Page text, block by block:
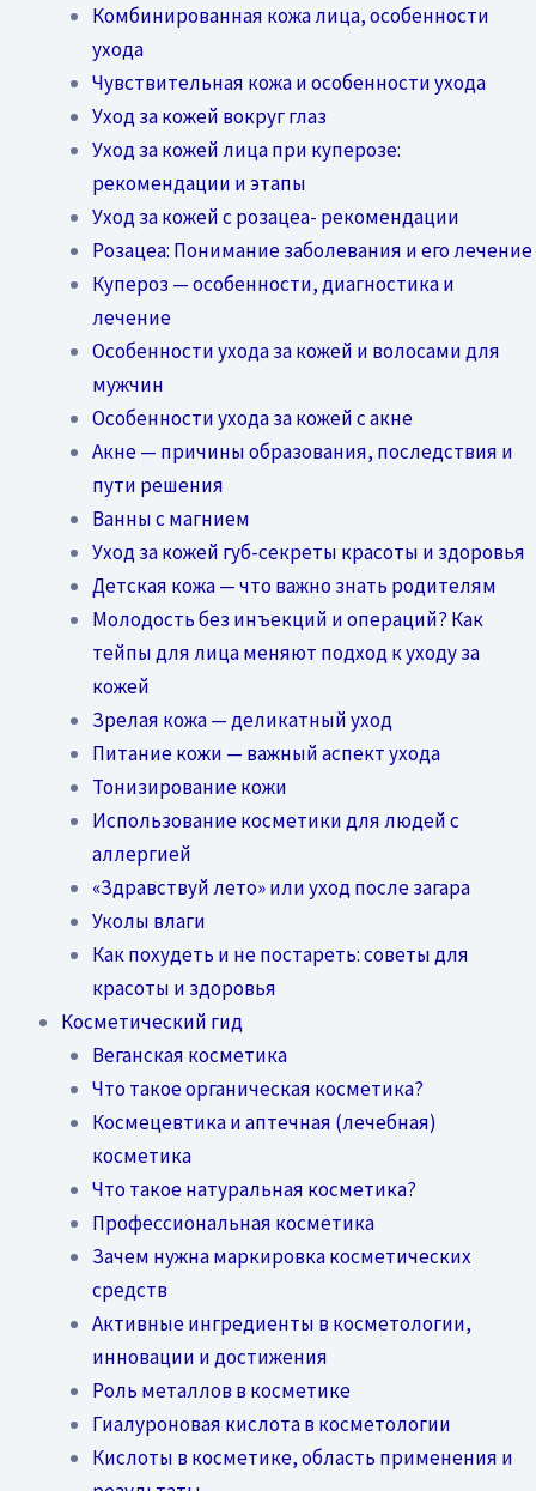
Комбинированная кожа лица, особенности
ухода
Чувствительная кожа и особенности ухода
Уход за кожей вокруг глаз
Уход за кожей лица при куперозе:
рекомендации и этапы
Уход за кожей с розацеа- рекомендации
Розацеа: Понимание заболевания и его лечение
Купероз — особенности, диагностика и
лечение
Особенности ухода за кожей и волосами для
мужчин
Особенности ухода за кожей с акне
Акне — причины образования, последствия и
пути решения
Ванны с магнием
Уход за кожей губ-секреты красоты и здоровья
Детская кожа — что важно знать родителям
Молодость без инъекций и операций? Как
тейпы для лица меняют подход к уходу за
кожей
Зрелая кожа — деликатный уход
Питание кожи — важный аспект ухода
Тонизирование кожи
Использование косметики для людей с
аллергией
«Здравствуй лето» или уход после загара
Уколы влаги
Как похудеть и не постареть: советы для
красоты и здоровья
Косметический гид
Веганская косметика
Что такое органическая косметика?
Космецевтика и аптечная (лечебная)
косметика
Что такое натуральная косметика?
Профессиональная косметика
Зачем нужна маркировка косметических
средств
Активные ингредиенты в косметологии,
инновации и достижения
Роль металлов в косметике
Гиалуроновая кислота в косметологии
Кислоты в косметике, область применения и